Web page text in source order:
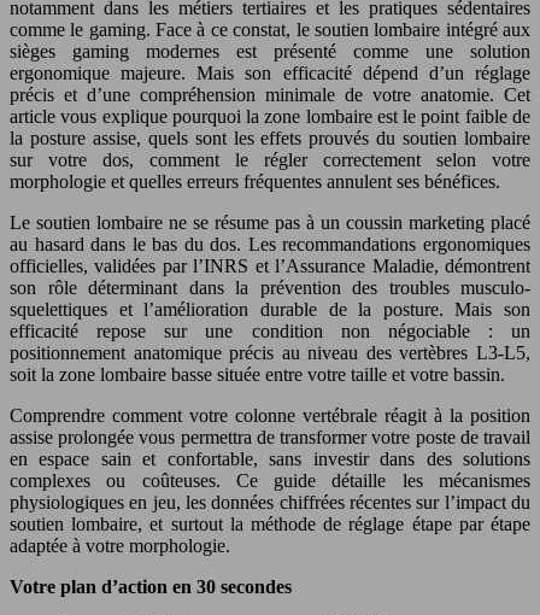
notamment dans les métiers tertiaires et les pratiques sédentaires
comme le gaming. Face à ce constat, le soutien lombaire intégré aux
sièges gaming modernes est présenté comme une solution
ergonomique majeure. Mais son efficacité dépend d’un réglage
précis et d’une compréhension minimale de votre anatomie. Cet
article vous explique pourquoi la zone lombaire est le point faible de
la posture assise, quels sont les effets prouvés du soutien lombaire
sur votre dos, comment le régler correctement selon votre
morphologie et quelles erreurs fréquentes annulent ses bénéfices.
Le soutien lombaire ne se résume pas à un coussin marketing placé
au hasard dans le bas du dos. Les recommandations ergonomiques
officielles, validées par l’INRS et l’Assurance Maladie, démontrent
son rôle déterminant dans la prévention des troubles musculo-
squelettiques et l’amélioration durable de la posture. Mais son
efficacité repose sur une condition non négociable : un
positionnement anatomique précis au niveau des vertèbres L3-L5,
soit la zone lombaire basse située entre votre taille et votre bassin.
Comprendre comment votre colonne vertébrale réagit à la position
assise prolongée vous permettra de transformer votre poste de travail
en espace sain et confortable, sans investir dans des solutions
complexes ou coûteuses. Ce guide détaille les mécanismes
physiologiques en jeu, les données chiffrées récentes sur l’impact du
soutien lombaire, et surtout la méthode de réglage étape par étape
adaptée à votre morphologie.
Votre plan d’action en 30 secondes